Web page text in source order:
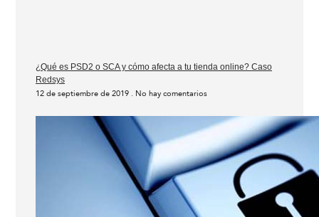
¿Qué es PSD2 o SCA y cómo afecta a tu tienda online? Caso
Redsys
12 de septiembre de 2019 No hay comentarios